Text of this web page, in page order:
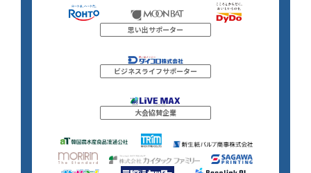
思い出サポーター
ビジネスライフサポーター
大会協賛企業